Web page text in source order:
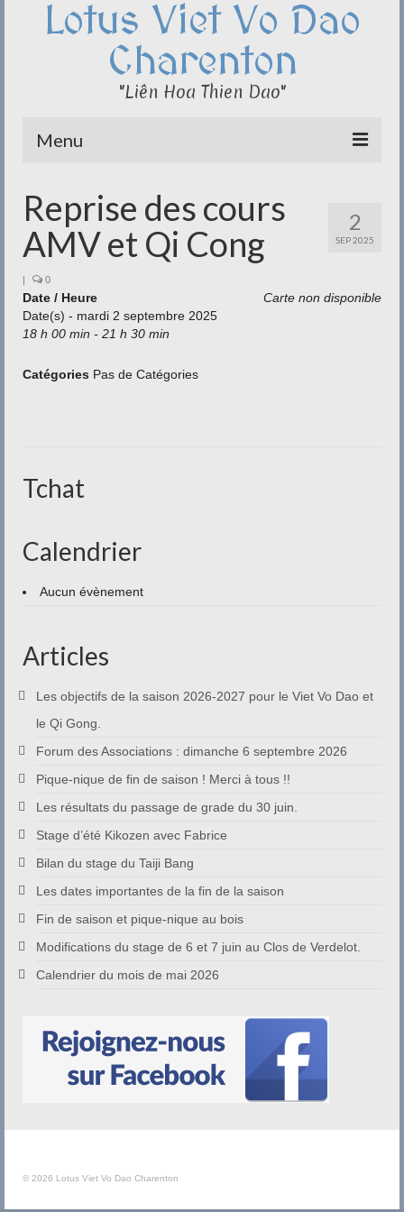
Lotus Viet Vo Dao
Charenton
"Liên Hoa Thien Dao"
Menu
Qi Cong – Taï Chi
Disciplines
Méditation
Documentation
Liens
2
SEP 2025
Reprise des cours
AMV et Qi Cong
| 0
Carte non disponible
Date / Heure
Date(s) - mardi 2 septembre 2025
18 h 00 min - 21 h 30 min
Catégories Pas de Catégories
Tchat
Calendrier
Aucun évènement
Articles
Les objectifs de la saison 2026-2027 pour le Viet Vo Dao et
le Qi Gong.
Forum des Associations : dimanche 6 septembre 2026
Pique-nique de fin de saison ! Merci à tous !!
Les résultats du passage de grade du 30 juin.
Stage d’été Kikozen avec Fabrice
Bilan du stage du Taiji Bang
Les dates importantes de la fin de la saison
Fin de saison et pique-nique au bois
Modifications du stage de 6 et 7 juin au Clos de Verdelot.
Calendrier du mois de mai 2026
© 2026 Lotus Viet Vo Dao Charenton